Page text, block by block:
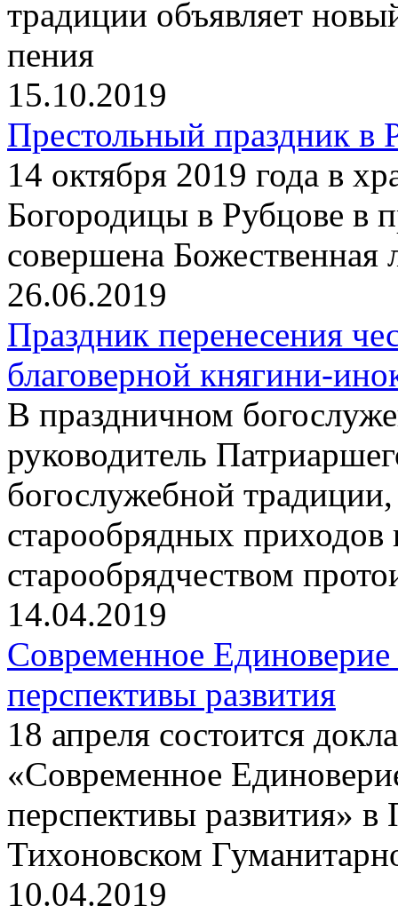
традиции объявляет
пения
15.10.2019
Престольный праздник в
14 октября 2019 года в
Богородицы в Рубцове в
совершена Божественная
26.06.2019
Праздник перенесения
благоверной княгини-
В праздничном
руководитель
богослужебной
старообрядных
старообрядчеством
14.04.2019
Современное
перспективы развития
18 апреля состоится
«Современное
перспективы развития»
Тихоновском
10.04.2019